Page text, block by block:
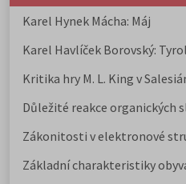
Karel Hynek Mácha: Máj
Karel Havlíček Borovský:
Kritika hry M. L. King v
Důležité reakce organických
Zákonitosti v elektronové
Základní charakteristiky